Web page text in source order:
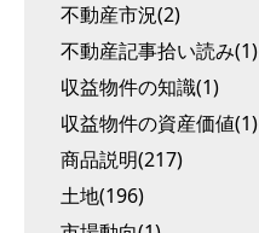
不動産市況(2)
不動産記事拾い読み(1)
収益物件の知識(1)
収益物件の資産価値(1)
商品説明(217)
土地(196)